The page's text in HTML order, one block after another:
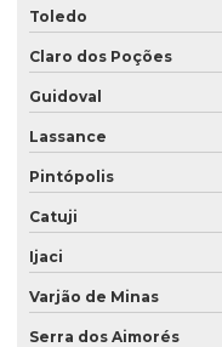
Toledo
Claro dos Poções
Guidoval
Lassance
Pintópolis
Catuji
Ijaci
Varjão de Minas
Serra dos Aimorés